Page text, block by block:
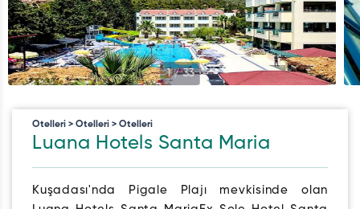
1/33
Otelleri > Otelleri > Otelleri
Luana Hotels Santa Maria
Kuşadası'nda Pigale Plajı mevkisinde olan